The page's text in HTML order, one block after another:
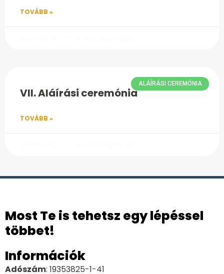
TOVÁBB »
ALÁÍRÁSI CEREMÓNIA
VII. Aláírási ceremónia
TOVÁBB »
Most Te is tehetsz egy lépéssel
többet!
Információk
Adószám: 19353825-1-41